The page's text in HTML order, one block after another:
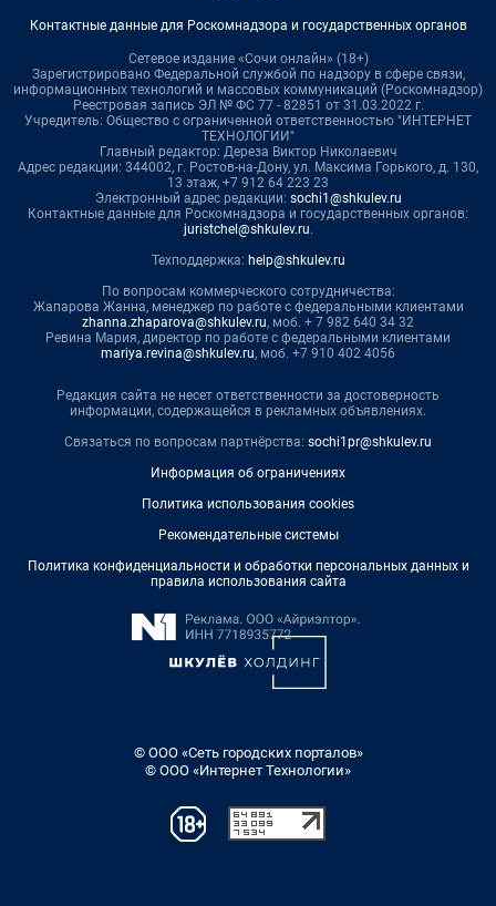
Контактные данные для Роскомнадзора и государственных органов
Сетевое издание «Сочи онлайн» (18+)
Зарегистрировано Федеральной службой по надзору в сфере связи,
информационных технологий и массовых коммуникаций (Роскомнадзор)
Реестровая запись ЭЛ № ФС 77 - 82851 от 31.03.2022 г.
Учредитель: Общество с ограниченной ответственностью "ИНТЕРНЕТ
ТЕХНОЛОГИИ"
Главный редактор: Дереза Виктор Николаевич
Адрес редакции: 344002, г. Ростов-на-Дону, ул. Максима Горького, д. 130,
13 этаж, +7 912 64 223 23
Электронный адрес редакции: sochi1@shkulev.ru
Контактные данные для Роскомнадзора и государственных органов:
juristchel@shkulev.ru.
Техподдержка: help@shkulev.ru
По вопросам коммерческого сотрудничества:
Жапарова Жанна, менеджер по работе с федеральными клиентами
zhanna.zhaparova@shkulev.ru, моб. + 7 982 640 34 32
Ревина Мария, директор по работе с федеральными клиентами
mariya.revina@shkulev.ru, моб. +7 910 402 4056
Редакция сайта не несет ответственности за достоверность
информации, содержащейся в рекламных объявлениях.
Связаться по вопросам партнёрства: sochi1pr@shkulev.ru
Информация об ограничениях
Политика использования cookies
Рекомендательные системы
Политика конфиденциальности и обработки персональных данных и
правила использования сайта
© ООО «Сеть городских порталов»
© ООО «Интернет Технологии»